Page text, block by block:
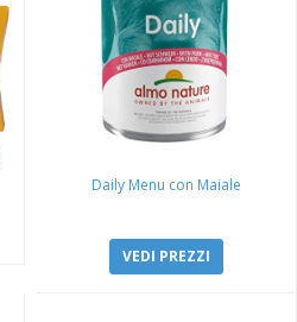
Daily Menu con Maiale
VEDI PREZZI